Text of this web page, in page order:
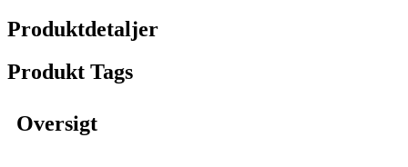
Produktdetaljer
Produkt Tags
Oversigt